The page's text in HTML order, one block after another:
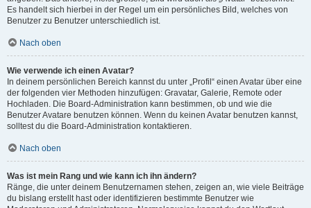
Es handelt sich hierbei in der Regel um ein persönliches Bild, welches von
Benutzer zu Benutzer unterschiedlich ist.
Nach oben
Wie verwende ich einen Avatar?
In deinem persönlichen Bereich kannst du unter „Profil“ einen Avatar über eine
der folgenden vier Methoden hinzufügen: Gravatar, Galerie, Remote oder
Hochladen. Die Board-Administration kann bestimmen, ob und wie die
Benutzer Avatare benutzen können. Wenn du keinen Avatar benutzen kannst,
solltest du die Board-Administration kontaktieren.
Nach oben
Was ist mein Rang und wie kann ich ihn ändern?
Ränge, die unter deinem Benutzernamen stehen, zeigen an, wie viele Beiträge
du bislang erstellt hast oder identifizieren bestimmte Benutzer wie